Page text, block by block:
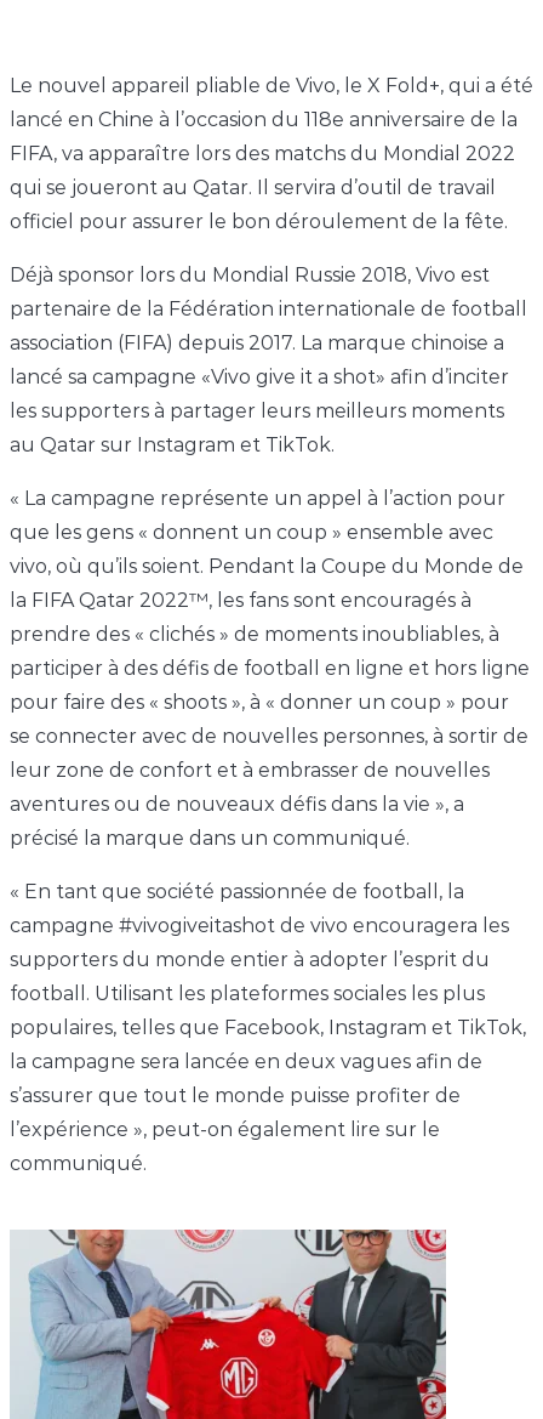
Le nouvel appareil pliable de Vivo, le X Fold+, qui a été
lancé en Chine à l’occasion du 118e anniversaire de la
FIFA, va apparaître lors des matchs du Mondial 2022
qui se joueront au Qatar. Il servira d’outil de travail
officiel pour assurer le bon déroulement de la fête.
Déjà sponsor lors du Mondial Russie 2018, Vivo est
partenaire de la Fédération internationale de football
association (FIFA) depuis 2017. La marque chinoise a
lancé sa campagne «Vivo give it a shot» afin d’inciter
les supporters à partager leurs meilleurs moments
au Qatar sur Instagram et TikTok.
« La campagne représente un appel à l’action pour
que les gens « donnent un coup » ensemble avec
vivo, où qu’ils soient. Pendant la Coupe du Monde de
la FIFA Qatar 2022™, les fans sont encouragés à
prendre des « clichés » de moments inoubliables, à
participer à des défis de football en ligne et hors ligne
pour faire des « shoots », à « donner un coup » pour
se connecter avec de nouvelles personnes, à sortir de
leur zone de confort et à embrasser de nouvelles
aventures ou de nouveaux défis dans la vie », a
précisé la marque dans un communiqué.
« En tant que société passionnée de football, la
campagne #vivogiveitashot de vivo encouragera les
supporters du monde entier à adopter l’esprit du
football. Utilisant les plateformes sociales les plus
populaires, telles que Facebook, Instagram et TikTok,
la campagne sera lancée en deux vagues afin de
s’assurer que tout le monde puisse profiter de
l’expérience », peut-on également lire sur le
communiqué.